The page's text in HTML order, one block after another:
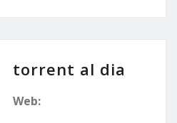
torrent al dia
Web: